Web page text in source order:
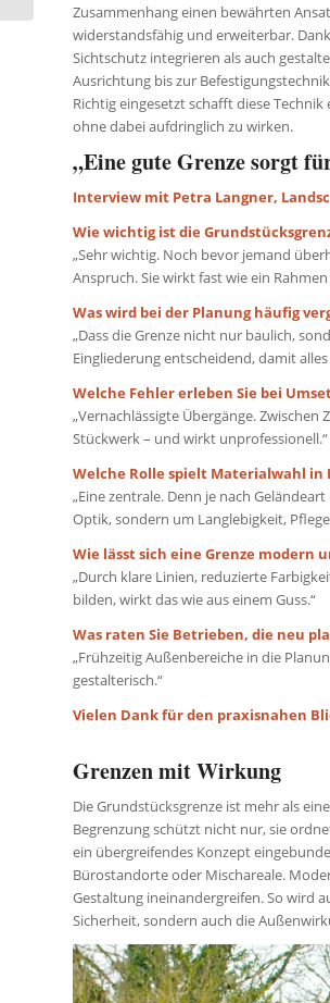
Zusammenhang einen bewährten
widerstandsfähig und erweiterbar.
Sichtschutz integrieren als auch
Ausrichtung bis zur
Richtig eingesetzt schafft diese
ohne dabei aufdringlich zu wirken.
„Eine gute Grenze sorgt
Interview mit Petra Langner,
Wie wichtig ist die
„Sehr wichtig. Noch bevor jemand
Anspruch. Sie wirkt fast wie ein
Was wird bei der Planung häufig
„Dass die Grenze nicht nur baulich,
Eingliederung entscheidend, damit
Welche Fehler erleben Sie bei
„Vernachlässigte Übergänge.
Stückwerk – und wirkt unprofessionell.“
Welche Rolle spielt Materialwahl in
„Eine zentrale. Denn je nach
Optik, sondern um Langlebigkeit,
Wie lässt sich eine Grenze modern
„Durch klare Linien, reduzierte
bilden, wirkt das wie aus einem Guss.“
Was raten Sie Betrieben, die neu
„Frühzeitig Außenbereiche in die
gestalterisch.“
Vielen Dank für den praxisnahen
Grenzen mit Wirkung
Die Grundstücksgrenze ist mehr als
Begrenzung schützt nicht nur, sie
ein übergreifendes Konzept
Bürostandorte oder Mischareale.
Gestaltung ineinandergreifen. So wird
Sicherheit, sondern auch die